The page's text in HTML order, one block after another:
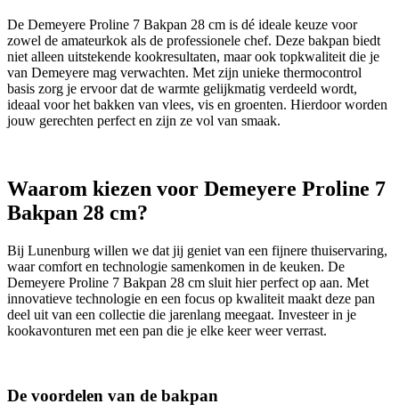
De Demeyere Proline 7 Bakpan 28 cm is dé ideale keuze voor
zowel de amateurkok als de professionele chef. Deze bakpan biedt
niet alleen uitstekende kookresultaten, maar ook topkwaliteit die je
van Demeyere mag verwachten. Met zijn unieke thermocontrol
basis zorg je ervoor dat de warmte gelijkmatig verdeeld wordt,
ideaal voor het bakken van vlees, vis en groenten. Hierdoor worden
jouw gerechten perfect en zijn ze vol van smaak.
Waarom kiezen voor Demeyere Proline 7
Bakpan 28 cm?
Bij Lunenburg willen we dat jij geniet van een fijnere thuiservaring,
waar comfort en technologie samenkomen in de keuken. De
Demeyere Proline 7 Bakpan 28 cm sluit hier perfect op aan. Met
innovatieve technologie en een focus op kwaliteit maakt deze pan
deel uit van een collectie die jarenlang meegaat. Investeer in je
kookavonturen met een pan die je elke keer weer verrast.
De voordelen van de bakpan